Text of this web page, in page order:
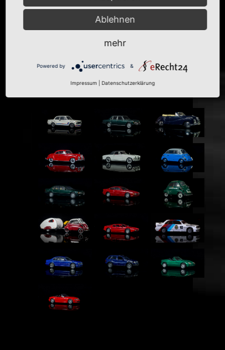
Sammlerstück, es entstanden schließlich nur 252
BMW 502...
BMW 600...
BMW...
Ablehnen
mehr
Powered by &
Impressum Datenschutzerklärung